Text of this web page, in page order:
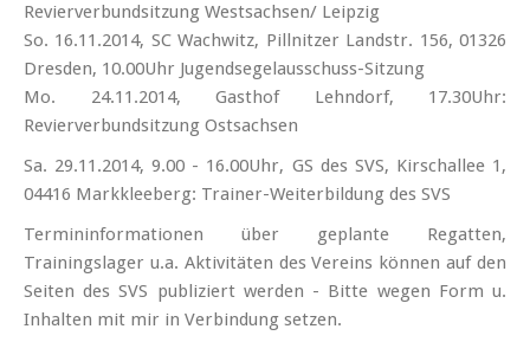
Revierverbundsitzung Westsachsen/ Leipzig
So. 16.11.2014, SC Wachwitz, Pillnitzer Landstr. 156, 01326
Dresden, 10.00Uhr Jugendsegelausschuss-Sitzung
Mo. 24.11.2014, Gasthof Lehndorf, 17.30Uhr:
Revierverbundsitzung Ostsachsen
Sa. 29.11.2014, 9.00 - 16.00Uhr, GS des SVS, Kirschallee 1,
04416 Markkleeberg: Trainer-Weiterbildung des SVS
Termininformationen über geplante Regatten,
Trainingslager u.a. Aktivitäten des Vereins können auf den
Seiten des SVS publiziert werden - Bitte wegen Form u.
Inhalten mit mir in Verbindung setzen.